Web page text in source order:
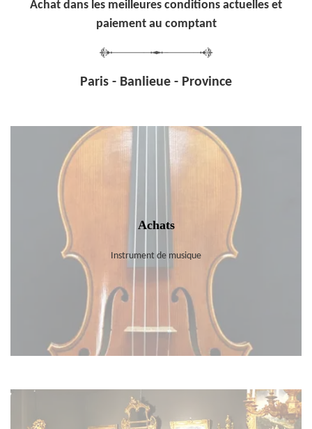
Achat dans les meilleures conditions actuelles et
paiement au comptant
Paris - Banlieue - Province
Achats
Instrument de musique